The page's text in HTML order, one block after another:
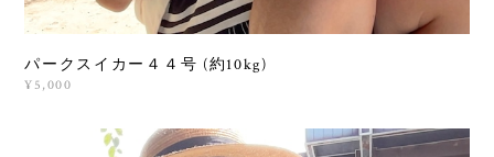
パークスイカー４４号 (約10kg)
¥5,000